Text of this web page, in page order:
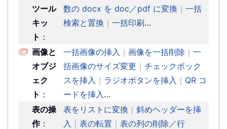
ツール
キッ
ト ：
数の docx を doc／pdf に変換 ｜ 一括
検索と置換 ｜ 一括印刷…
画像と
オブジ
ェク
ト ：
一括画像の挿入 ｜ 画像を一括削除 ｜ 一
括画像のサイズ変更 ｜ チェックボック
スを挿入 ｜ ラジオボタンを挿入 ｜ QR コ
ードを挿入 …
表の操
作：
表をリストに変換 ｜ 斜めヘッダーを挿
入 ｜ 表の転置 ｜ 表の列の削除／行